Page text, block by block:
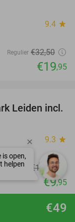
€49
9.4 star
Regulier €32,50
€19,95
38%
Leiden incl.
9.3 star
Regulier €15,95
€9,95